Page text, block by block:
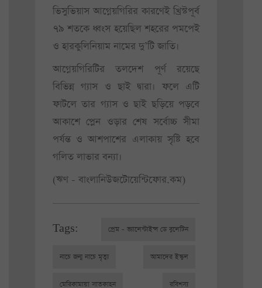
ভিসুভিয়াস আগ্নেয়গিরির কারণেই খ্রিস্টপূর্ব
৭৯ শতকে ধ্বংস হয়েছিল শহরের পমপেই
ও হারকুলিনিয়াম নামের দু’টি জাতি।
আগ্নেয়গিরিটির তলদেশ পূর্ণ রয়েছে
বিভিন্ন গ্যাস ও ছাই দ্বারা। ফলে এটি
ফাটলে তার গ্যাস ও ছাই ছড়িয়ে পড়বে
আকাশে প্লেন ওড়ার শেষ সর্বোচ্চ সীমা
পর্যন্ত ও আশপাশের এলাকায় সৃষ্টি হবে
গলিত লাভার বন্যা।
(ঋণ - বাংলানিউজটোয়েন্টিফোর.কম)
Tags: প্রেম - ভ্যালেন্টাইন্স ডে বুলেটিন
নাচে জন্ম নাচে মৃত্যু আমাদের ইস্কুল
মেরিকামায়া সাতকাহন রবিশস্য